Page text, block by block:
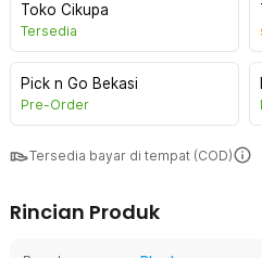
Toko Cikupa
Tersedia
Pick n Go Bekasi
Pre-Order
Tersedia bayar di tempat (COD)
Rincian Produk